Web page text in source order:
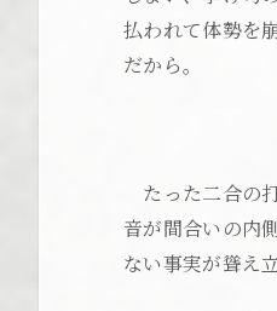
払われて体勢を
だから。
たった二合の
音が間合いの内
ない事実が聳え立